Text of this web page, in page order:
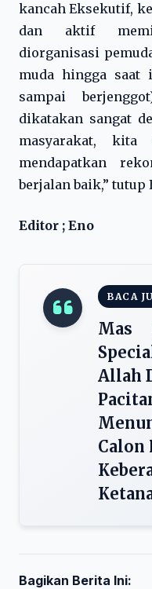
kancah Eksekutif,
dan aktif
diorganisasi
muda hingga saat
sampai
dikatakan sangat
masyarakat, kita
mendapatkan
berjalan baik,” tutup
Editor ; Eno
BACA
Mas
Allah
Calon
Bagikan Berita Ini: